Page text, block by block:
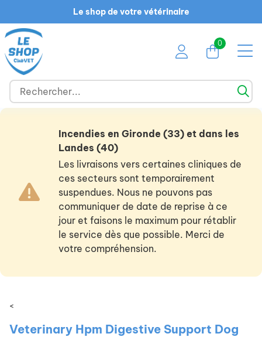
Le shop de votre vétérinaire
0
Incendies en Gironde (33) et dans les
Landes (40)
Les livraisons vers certaines cliniques de
ces secteurs sont temporairement
suspendues. Nous ne pouvons pas
communiquer de date de reprise à ce
jour et faisons le maximum pour rétablir
le service dès que possible. Merci de
votre compréhension.
<
Veterinary Hpm Digestive Support Dog